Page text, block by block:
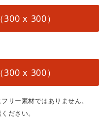
x 300）
x 300）
リー素材ではありません。
ださい。